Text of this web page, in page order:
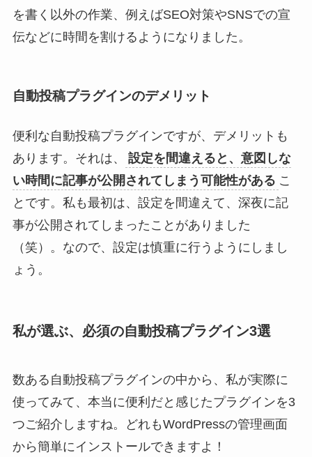
を書く以外の作業、例えばSEO対策やSNSでの宣
伝などに時間を割けるようになりました。
自動投稿プラグインのデメリット
便利な自動投稿プラグインですが、デメリットも
あります。それは、
設定を間違えると、意図しな
い時間に記事が公開されてしまう可能性がある こ
とです。私も最初は、設定を間違えて、深夜に記
事が公開されてしまったことがありました
（笑）。なので、設定は慎重に行うようにしまし
ょう。
私が選ぶ、必須の自動投稿プラグイン3選
数ある自動投稿プラグインの中から、私が実際に
使ってみて、本当に便利だと感じたプラグインを3
つご紹介しますね。どれもWordPressの管理画面
から簡単にインストールできますよ！